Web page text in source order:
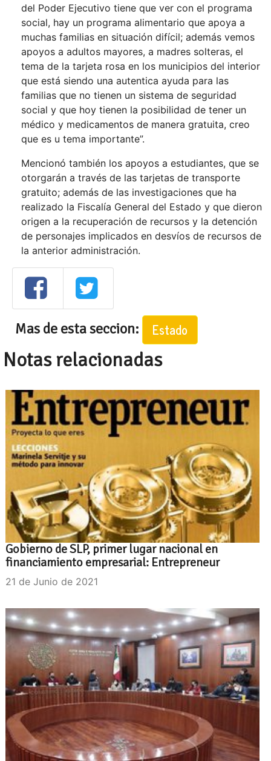
del Poder Ejecutivo tiene que ver con el programa
social, hay un programa alimentario que apoya a
muchas familias en situación difícil; además vemos
apoyos a adultos mayores, a madres solteras, el
tema de la tarjeta rosa en los municipios del interior
que está siendo una autentica ayuda para las
familias que no tienen un sistema de seguridad
social y que hoy tienen la posibilidad de tener un
médico y medicamentos de manera gratuita, creo
que es u tema importante”.
Mencionó también los apoyos a estudiantes, que se
otorgarán a través de las tarjetas de transporte
gratuito; además de las investigaciones que ha
realizado la Fiscalía General del Estado y que dieron
origen a la recuperación de recursos y la detención
de personajes implicados en desvíos de recursos de
la anterior administración.
Mas de esta seccion: Estado
Notas relacionadas
Gobierno de SLP, primer lugar nacional en
financiamiento empresarial: Entrepreneur
21 de Junio de 2021